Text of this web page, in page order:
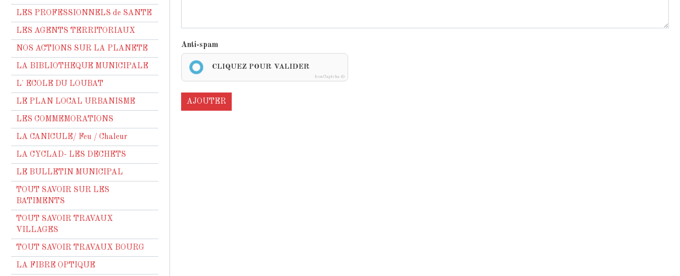
Anti-spam
CLIQUEZ POUR VALIDER
IconCaptcha ©
AJOUTER
LES PROFESSIONNELS de SANTE
LES AGENTS TERRITORIAUX
NOS ACTIONS SUR LA PLANETE
LA BIBLIOTHEQUE MUNICIPALE
L' ECOLE DU LOUBAT
LE PLAN LOCAL URBANISME
LES COMMEMORATIONS
LA CANICULE/ Feu / Chaleur
LA CYCLAD- LES DECHETS
LE BULLETIN MUNICIPAL
TOUT SAVOIR SUR LES
BATIMENTS
TOUT SAVOIR TRAVAUX
VILLAGES
TOUT SAVOIR TRAVAUX BOURG
LA FIBRE OPTIQUE